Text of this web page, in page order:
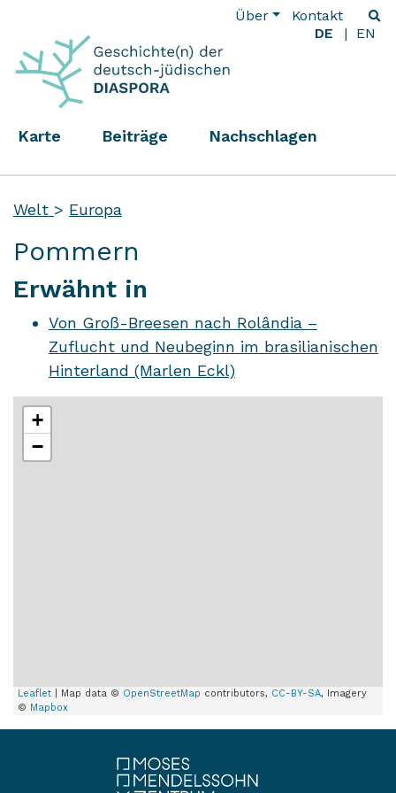
Über
Kontakt
DE
EN
Karte Beiträge Nachschlagen
Welt > Europa
Pommern
Erwähnt in
Von Groß-Breesen nach Rolândia –
Zuflucht und Neubeginn im brasilianischen
Hinterland (Marlen Eckl)
+
−
Leaflet | Map data © OpenStreetMap contributors, CC-BY-SA, Imagery
© Mapbox